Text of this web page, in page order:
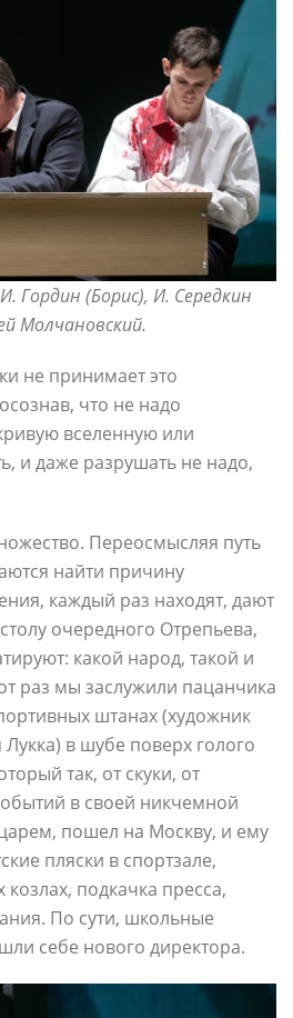
Гордин (Борис), И. Середкин
Молчановский.
не принимает это
что не надо
вселенную или
и даже разрушать не надо,
Переосмысляя путь
найти причину
каждый раз находят, дают
очередного Отрепьева,
какой народ, такой и
раз мы заслужили пацанчика
штанах (художник
в шубе поверх голого
так, от скуки, от
в своей никчемной
пошел на Москву, и ему
пляски в спортзале,
подкачка пресса,
По сути, школьные
себе нового директора.